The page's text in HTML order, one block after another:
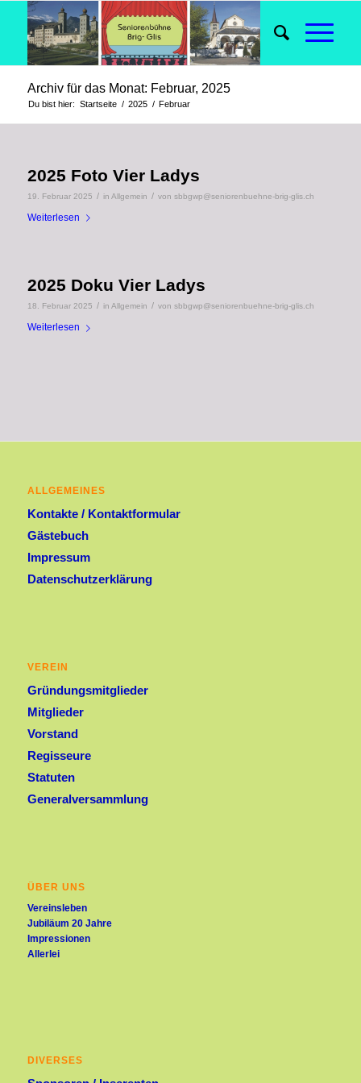
Archiv für das Monat: Februar, 2025
Du bist hier: Startseite / 2025 / Februar
2025 Foto Vier Ladys
19. Februar 2025 / in Allgemein / von sbbgwp@seniorenbuehne-brig-glis.ch
Weiterlesen
2025 Doku Vier Ladys
18. Februar 2025 / in Allgemein / von sbbgwp@seniorenbuehne-brig-glis.ch
Weiterlesen
ALLGEMEINES
Kontakte / Kontaktformular
Gästebuch
Impressum
Datenschutzerklärung
VEREIN
Gründungsmitglieder
Mitglieder
Vorstand
Regisseure
Statuten
Generalversammlung
ÜBER UNS
Vereinsleben
Jubiläum 20 Jahre
Impressionen
Allerlei
DIVERSES